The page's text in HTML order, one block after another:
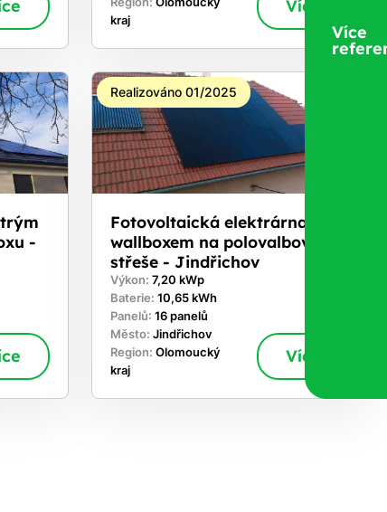
kraj
Více
-
Realizováno 01/2025
Fotovoltaická elektrárna s
wallboxem na polovalbové
střeše - Jindřichov
Výkon: 7,20 kWp
Baterie: 10,65 kWh
Panelů: 16 panelů
Město: Jindřichov
Region: Olomoucký
kraj
Více
Více